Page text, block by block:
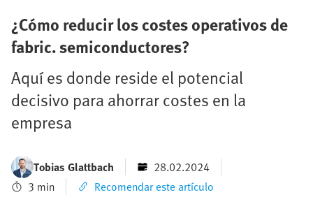
¿Cómo reducir los costes operativos de
fabric. semiconductores?
Aquí es donde reside el potencial
decisivo para ahorrar costes en la
empresa
Tobias Glattbach
28.02.2024
3 min
Recomendar este artículo